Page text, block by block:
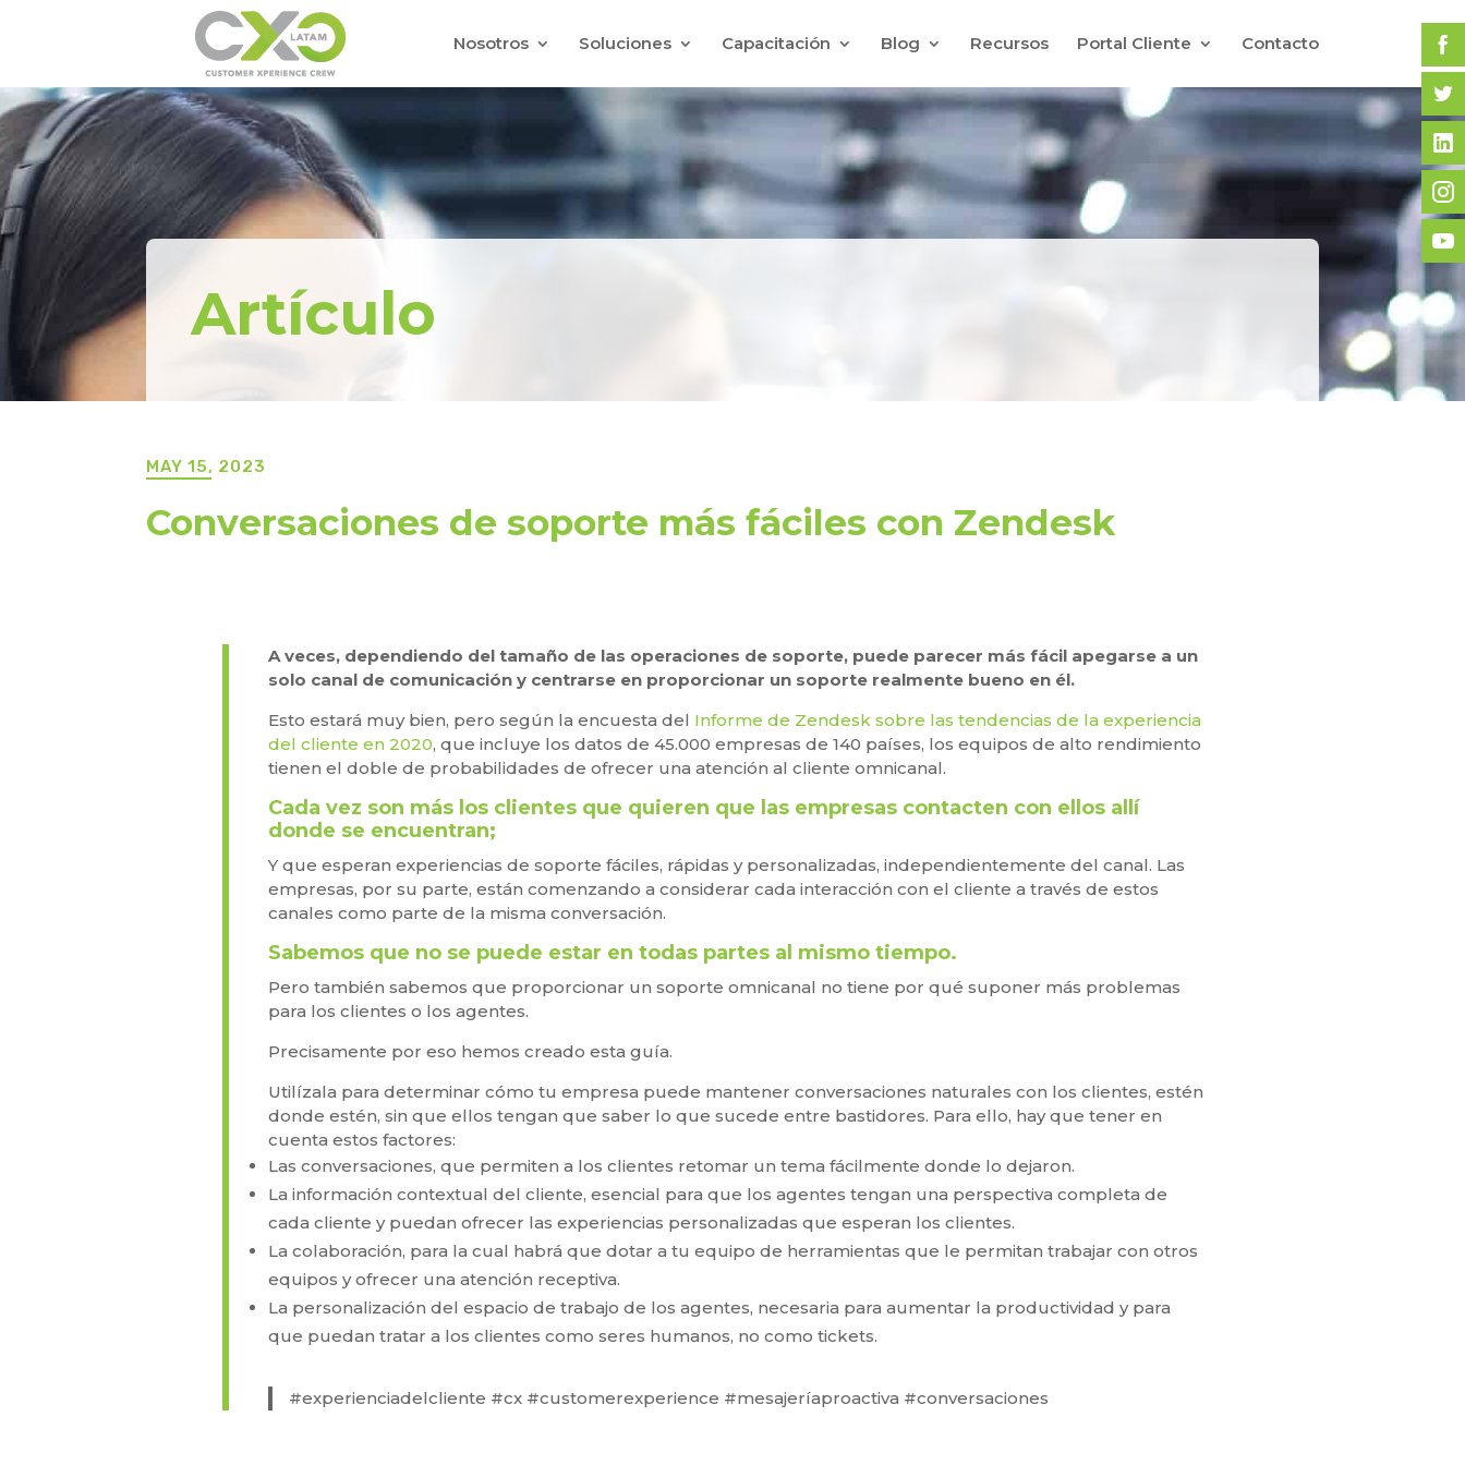
Nosotros Soluciones Capacitación Blog Recursos Portal Cliente Contacto
Artículo
MAY 15, 2023
Conversaciones de soporte más fáciles con Zendesk
A veces, dependiendo del tamaño de las operaciones de soporte, puede parecer más fácil apegarse a un
solo canal de comunicación y centrarse en proporcionar un soporte realmente bueno en él.
Esto estará muy bien, pero según la encuesta del Informe de Zendesk sobre las tendencias de la experiencia
del cliente en 2020, que incluye los datos de 45.000 empresas de 140 países, los equipos de alto rendimiento
tienen el doble de probabilidades de ofrecer una atención al cliente omnicanal.
Cada vez son más los clientes que quieren que las empresas contacten con ellos allí
donde se encuentran;
Y que esperan experiencias de soporte fáciles, rápidas y personalizadas, independientemente del canal. Las
empresas, por su parte, están comenzando a considerar cada interacción con el cliente a través de estos
canales como parte de la misma conversación.
Sabemos que no se puede estar en todas partes al mismo tiempo.
Pero también sabemos que proporcionar un soporte omnicanal no tiene por qué suponer más problemas
para los clientes o los agentes.
Precisamente por eso hemos creado esta guía.
Utilízala para determinar cómo tu empresa puede mantener conversaciones naturales con los clientes, estén
donde estén, sin que ellos tengan que saber lo que sucede entre bastidores. Para ello, hay que tener en
cuenta estos factores:
Las conversaciones, que permiten a los clientes retomar un tema fácilmente donde lo dejaron.
La información contextual del cliente, esencial para que los agentes tengan una perspectiva completa de
cada cliente y puedan ofrecer las experiencias personalizadas que esperan los clientes.
La colaboración, para la cual habrá que dotar a tu equipo de herramientas que le permitan trabajar con otros
equipos y ofrecer una atención receptiva.
La personalización del espacio de trabajo de los agentes, necesaria para aumentar la productividad y para
que puedan tratar a los clientes como seres humanos, no como tickets.
#experienciadelcliente #cx #customerexperience #mesajeríaproactiva #conversaciones